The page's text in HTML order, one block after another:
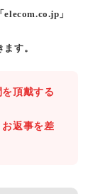
」
す。
頂戴する
返事を差